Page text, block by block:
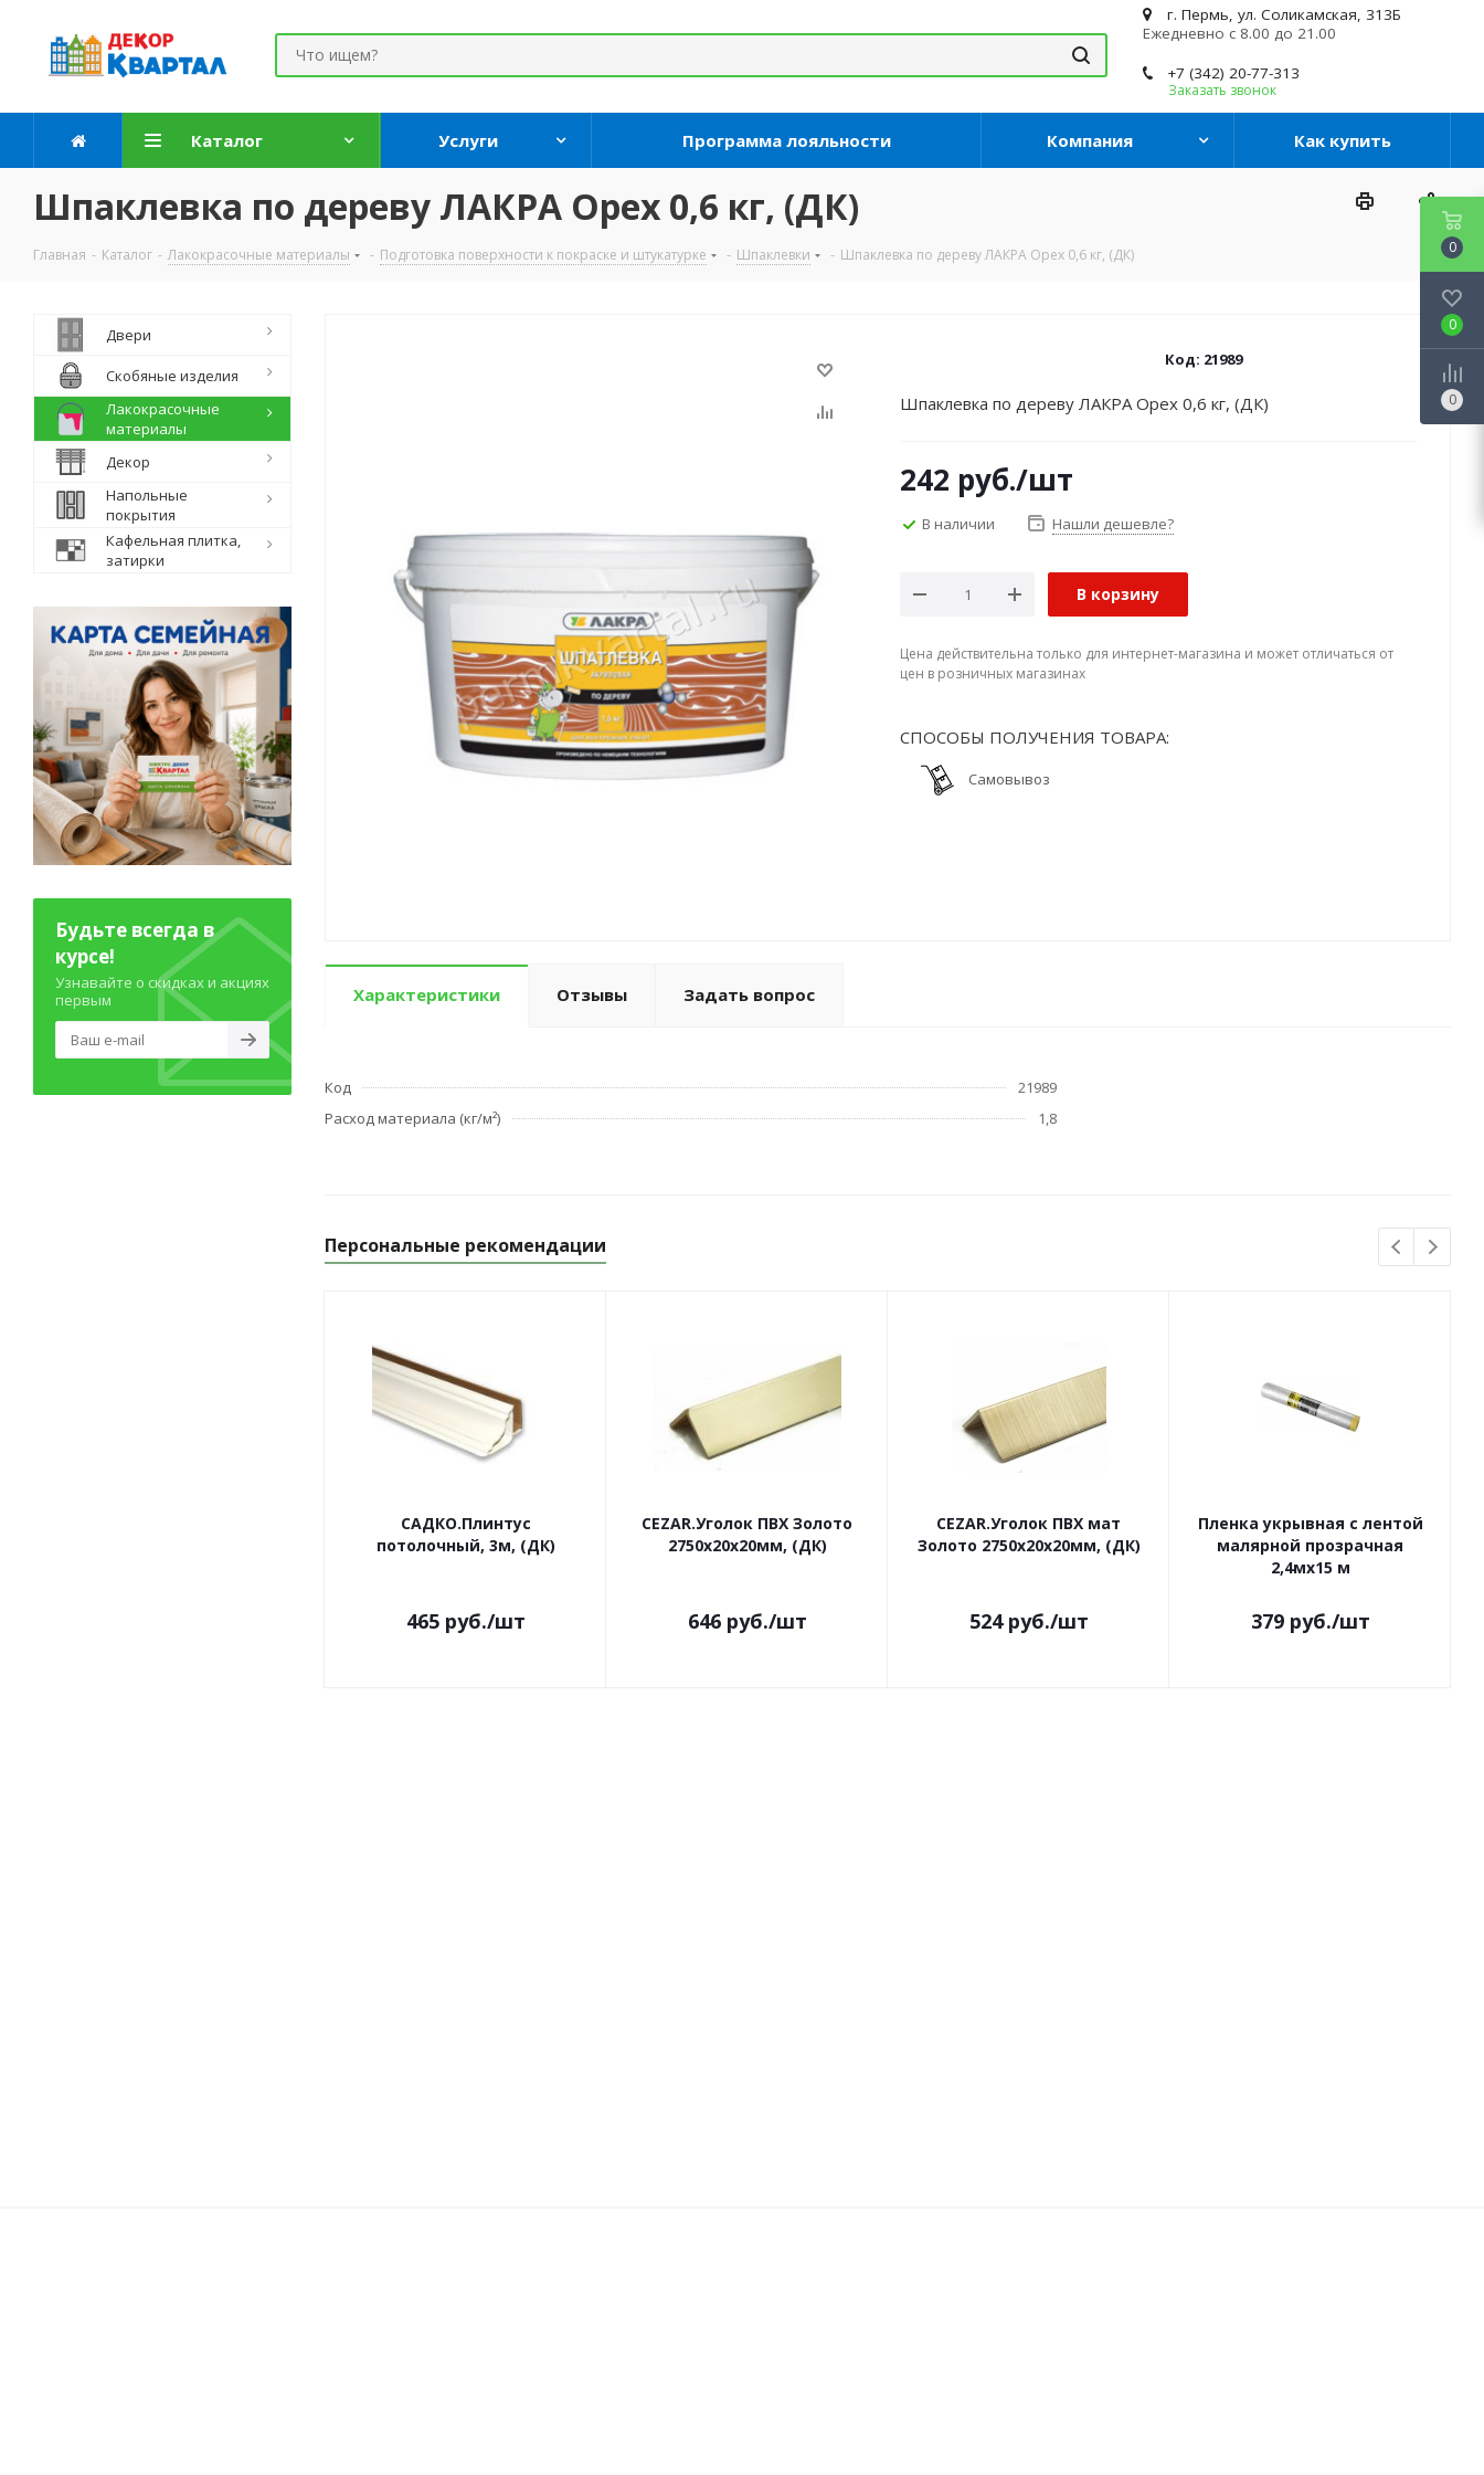
г. Пермь, ул. Соликамская, 313Б
Ежедневно с 8.00 до 21.00
+7 (342) 20-77-313
Заказать звонок
Каталог Услуги Программа лояльности Компания Как купить
Шпаклевка по дереву ЛАКРА Орех 0,6 кг, (ДК)
Главная - Каталог - Лакокрасочные материалы - Подготовка поверхности к покраске и штукатурке - Шпаклевки - Шпаклевка по дереву ЛАКРА Орех 0,6 кг, (ДК)
Код: 21989
Шпаклевка по дереву ЛАКРА Орех 0,6 кг, (ДК)
242 руб./шт
В наличии Нашли дешевле?
В корзину
Цена действительна только для интернет-магазина и может отличаться от
цен в розничных магазинах
СПОСОБЫ ПОЛУЧЕНИЯ ТОВАРА:
Самовывоз
Характеристики Отзывы Задать вопрос
Код
21989
Расход материала (кг/м²)
1,8
Персональные рекомендации
САДКО.Плинтус
потолочный, 3м, (ДК)
465руб./шт
CEZAR.Уголок ПВХ Золото
2750х20х20мм, (ДК)
646руб./шт
CEZAR.Уголок ПВХ мат
Золото 2750х20х20мм, (ДК)
524руб./шт
Пленка укрывная с лентой
малярной прозрачная
2,4мх15 м
379руб./шт
Двери
Скобяные изделия
Лакокрасочные
материалы
Декор
Напольные
покрытия
Кафельная плитка,
затирки
Будьте всегда в
курсе!
Узнавайте о скидках и акциях
первым
0
0
0